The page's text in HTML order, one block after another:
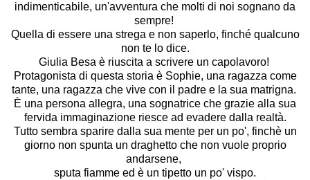
indimenticabile, un'avventura che molti di noi sognano da
sempre!
Quella di essere una strega e non saperlo, finché qualcuno
non te lo dice.
Giulia Besa è riuscita a scrivere un capolavoro!
Protagonista di questa storia è Sophie, una ragazza come
tante, una ragazza che vive con il padre e la sua matrigna.
È una persona allegra, una sognatrice che grazie alla sua
fervida immaginazione riesce ad evadere dalla realtà.
Tutto sembra sparire dalla sua mente per un po', finchè un
giorno non spunta un draghetto che non vuole proprio
andarsene,
sputa fiamme ed è un tipetto un po' vispo.